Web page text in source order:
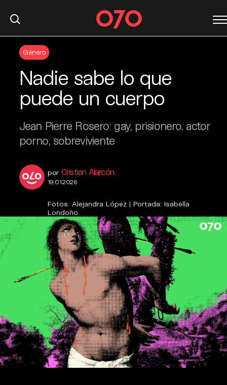
Género
Nadie sabe lo que
puede un cuerpo
Jean Pierre Rosero: gay, prisionero, actor
porno, sobreviviente
por Cristian Alarcón
19.01.2026
Fotos: Alejandra López | Portada: Isabella
Londoño